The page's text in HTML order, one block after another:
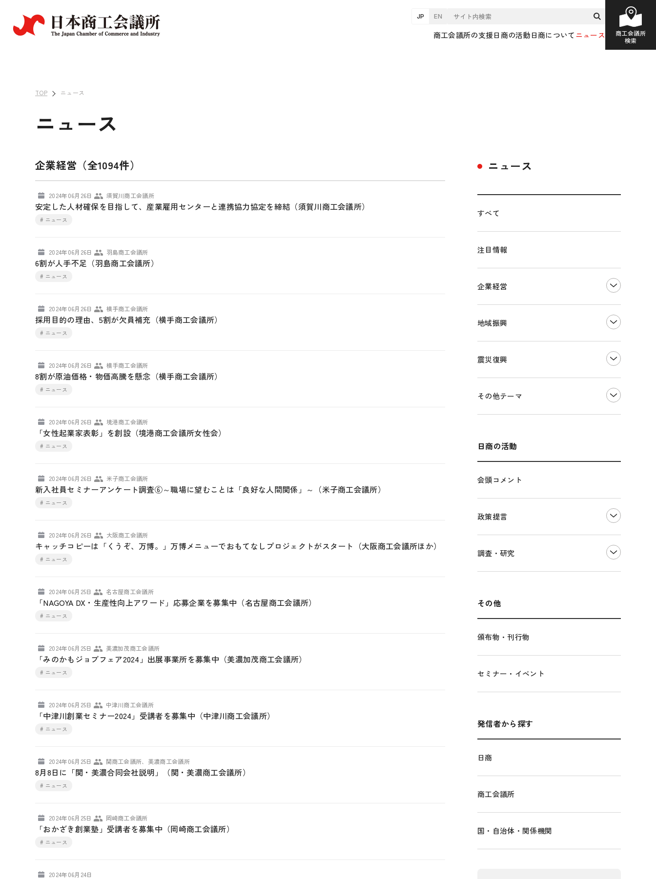
JP EN
商工会議所の支援日商の活動日商についてニュース
商工会議所
検索
TOP ニュース
ニュース
企業経営（全1094件）
2024年06月26日 須賀川商工会議所
安定した人材確保を目指して、産業雇用センターと連携協力協定を締結（須賀川商工会議所）
# ニュース
2024年06月26日 羽島商工会議所
6割が人手不足（羽島商工会議所）
# ニュース
2024年06月26日 横手商工会議所
採用目的の理由、5割が欠員補充（横手商工会議所）
# ニュース
2024年06月26日 横手商工会議所
8割が原油価格・物価高騰を懸念（横手商工会議所）
# ニュース
2024年06月26日 境港商工会議所
「女性起業家表彰」を創設（境港商工会議所女性会）
# ニュース
2024年06月26日 米子商工会議所
新入社員セミナーアンケート調査⑥～職場に望むことは「良好な人間関係」～（米子商工会議所）
# ニュース
2024年06月26日 大阪商工会議所
キャッチコピーは「くうぞ、万博。」万博メニューでおもてなしプロジェクトがスタート（大阪商工会議所ほか）
# ニュース
2024年06月25日 名古屋商工会議所
「NAGOYA DX・生産性向上アワード」応募企業を募集中（名古屋商工会議所）
# ニュース
2024年06月25日 美濃加茂商工会議所
「みのかもジョブフェア2024」出展事業所を募集中（美濃加茂商工会議所）
# ニュース
2024年06月25日 中津川商工会議所
「中津川創業セミナー2024」受講者を募集中（中津川商工会議所）
# ニュース
2024年06月25日 関商工会議所、美濃商工会議所
8月8日に「関・美濃合同会社説明」（関・美濃商工会議所）
# ニュース
2024年06月25日 岡崎商工会議所
「おかざき創業塾」受講者を募集中（岡崎商工会議所）
# ニュース
2024年06月24日
ニュース
すべて
注目情報
企業経営
地域振興
震災復興
その他テーマ
多様な人材の活躍推進
各種制度・助成金
パートナーシップ構築宣言
海外展開イニシアティブ
輸出管理体制構築支援
日商の活動
会頭コメント
政策提言
国土強靭化・社会基盤整備・震災復興
調査・研究
その他
頒布物・刊行物
セミナー・イベント
発信者から探す
日商
商工会議所
国・自治体・関係機関